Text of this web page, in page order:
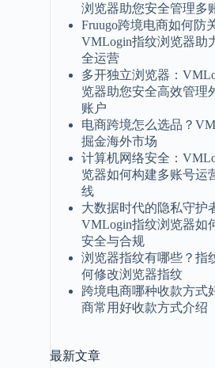
浏览器助您安全管理多
Fruugo跨境电商如何防
VMLogin指纹浏览器助
全运营
多开独立浏览器：
览器助您安全高效管理
账户
电商跨境怎么选品？
掘金海外市场
计算机网络安全：
览器如何构建多账号运
线
大数据时代的隐私守护
VMLogin指纹浏览器如
安全与合规
浏览器指纹有哪些？指
何修改浏览器指纹
跨境电商哪种收款方式
商常用好收款方式介绍
最新文章